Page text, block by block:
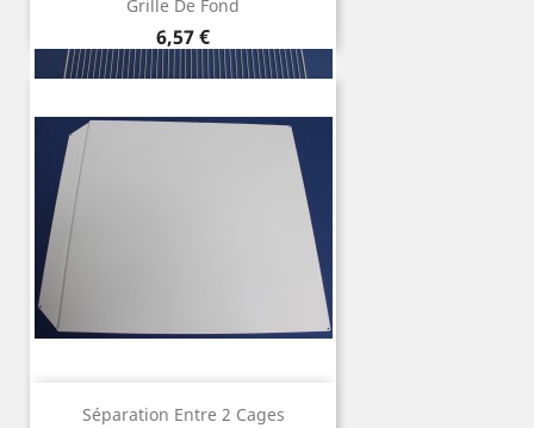
Grille De Fond
Precio
6,57 €
Séparation Entre 2 Cages